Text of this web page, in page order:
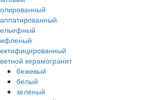
керамогранит
бежевый
белый
зеленый